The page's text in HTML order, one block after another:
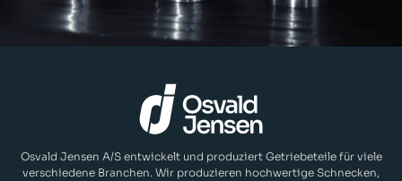
Osvald Jensen A/S entwickelt und produziert Getriebeteile für viele
verschiedene Branchen. Wir produzieren hochwertige Schnecken,